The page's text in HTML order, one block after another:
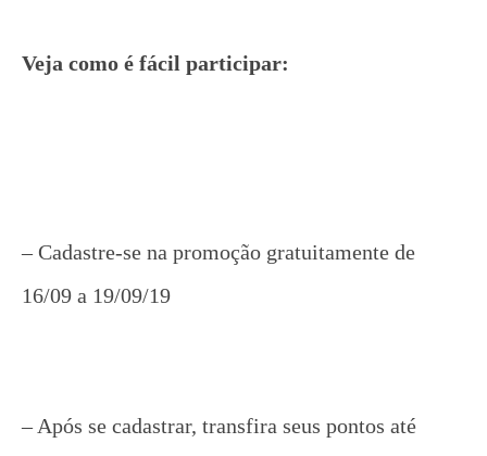
Veja como é fácil participar:
– Cadastre-se na promoção gratuitamente de
16/09 a 19/09/19
– Após se cadastrar, transfira seus pontos até